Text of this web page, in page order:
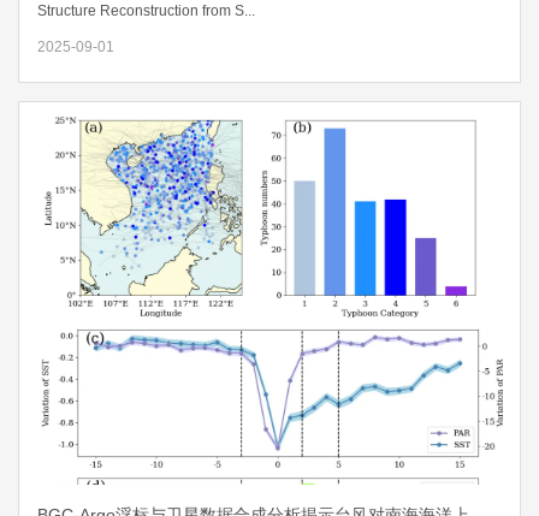
Structure Reconstruction from S...
2025-09-01